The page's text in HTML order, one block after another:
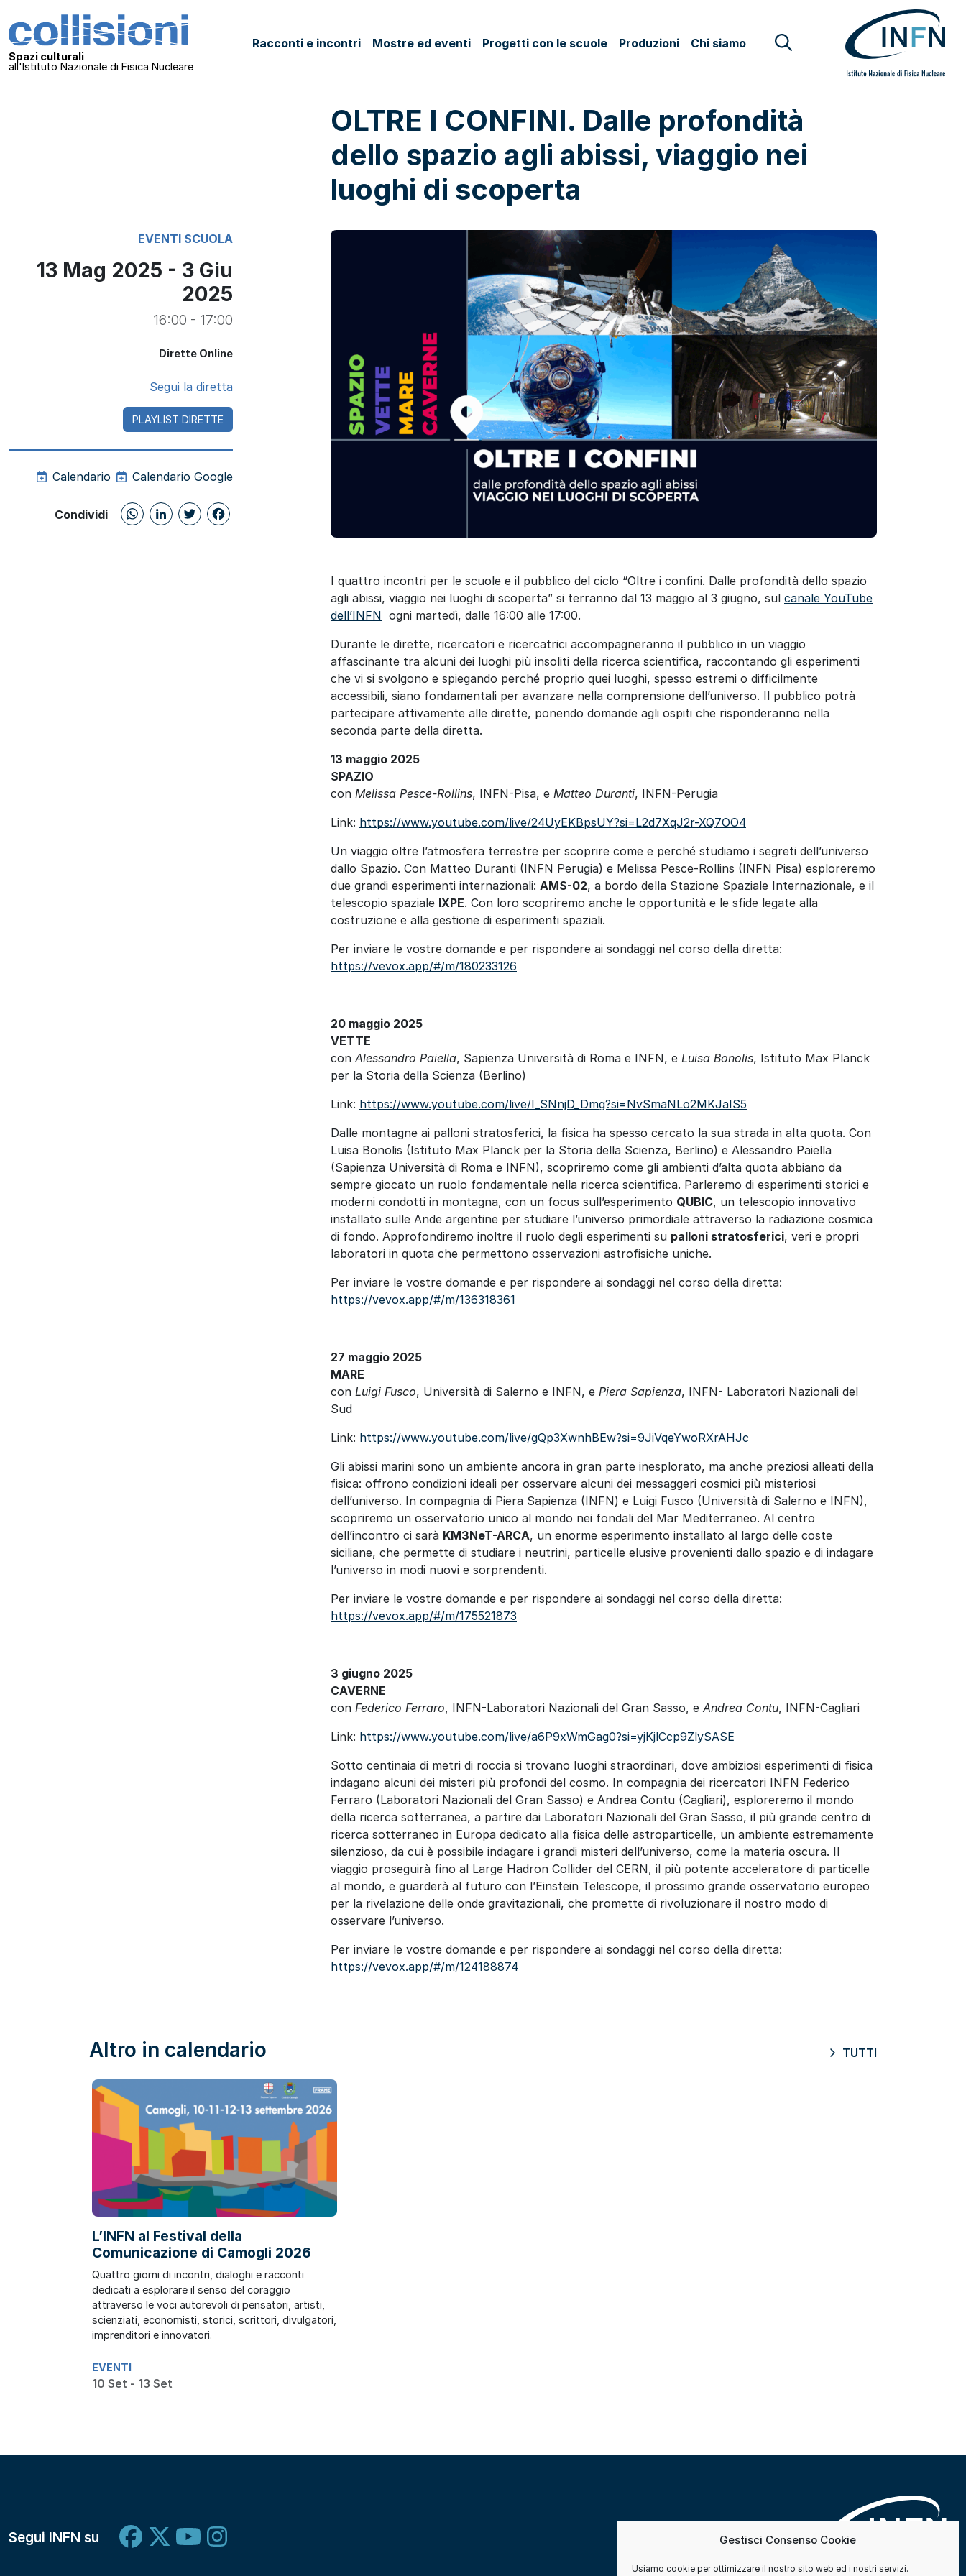
Gestisci Consenso Cookie
Usiamo cookie per ottimizzare il nostro sito web ed i nostri servizi.
Navigazione principale
Collisioni – INFN
Spazi culturali
all'Istituto Nazionale di Fisica Nucleare
Racconti e incontri Mostre ed eventi Progetti con le scuole Produzioni Chi siamo
OLTRE I CONFINI. Dalle profondità
dello spazio agli abissi, viaggio nei
luoghi di scoperta
EVENTI SCUOLA
13 Mag 2025 - 3 Giu
2025
16:00 - 17:00
Dirette Online
Segui la diretta
PLAYLIST DIRETTE
Calendario Calendario Google
Condividi WhatsApp
LinkedIn
Twitter
I quattro incontri per le scuole e il pubblico del ciclo “Oltre i confini. Dalle profondità dello spazio
agli abissi, viaggio nei luoghi di scoperta” si terranno dal 13 maggio al 3 giugno, sul canale YouTube
dell’INFN ogni martedì, dalle 16:00 alle 17:00.
Durante le dirette, ricercatori e ricercatrici accompagneranno il pubblico in un viaggio
affascinante tra alcuni dei luoghi più insoliti della ricerca scientifica, raccontando gli esperimenti
che vi si svolgono e spiegando perché proprio quei luoghi, spesso estremi o difficilmente
accessibili, siano fondamentali per avanzare nella comprensione dell’universo. Il pubblico potrà
partecipare attivamente alle dirette, ponendo domande agli ospiti che risponderanno nella
seconda parte della diretta.
13 maggio 2025
SPAZIO
con Melissa Pesce-Rollins, INFN-Pisa, e Matteo Duranti, INFN-Perugia
Link: https://www.youtube.com/live/24UyEKBpsUY?si=L2d7XqJ2r-XQ7OO4
Un viaggio oltre l’atmosfera terrestre per scoprire come e perché studiamo i segreti dell’universo
dallo Spazio. Con Matteo Duranti (INFN Perugia) e Melissa Pesce-Rollins (INFN Pisa) esploreremo
due grandi esperimenti internazionali: AMS-02, a bordo della Stazione Spaziale Internazionale, e il
telescopio spaziale IXPE. Con loro scopriremo anche le opportunità e le sfide legate alla
costruzione e alla gestione di esperimenti spaziali.
Per inviare le vostre domande e per rispondere ai sondaggi nel corso della diretta:
https://vevox.app/#/m/180233126
20 maggio 2025
VETTE
con Alessandro Paiella, Sapienza Università di Roma e INFN, e Luisa Bonolis, Istituto Max Planck
per la Storia della Scienza (Berlino)
Link: https://www.youtube.com/live/I_SNnjD_Dmg?si=NvSmaNLo2MKJaIS5
Dalle montagne ai palloni stratosferici, la fisica ha spesso cercato la sua strada in alta quota. Con
Luisa Bonolis (Istituto Max Planck per la Storia della Scienza, Berlino) e Alessandro Paiella
(Sapienza Università di Roma e INFN), scopriremo come gli ambienti d’alta quota abbiano da
sempre giocato un ruolo fondamentale nella ricerca scientifica. Parleremo di esperimenti storici e
moderni condotti in montagna, con un focus sull’esperimento QUBIC, un telescopio innovativo
installato sulle Ande argentine per studiare l’universo primordiale attraverso la radiazione cosmica
di fondo. Approfondiremo inoltre il ruolo degli esperimenti su palloni stratosferici, veri e propri
laboratori in quota che permettono osservazioni astrofisiche uniche.
Per inviare le vostre domande e per rispondere ai sondaggi nel corso della diretta:
https://vevox.app/#/m/136318361
27 maggio 2025
MARE
con Luigi Fusco, Università di Salerno e INFN, e Piera Sapienza, INFN- Laboratori Nazionali del
Sud
Link: https://www.youtube.com/live/gQp3XwnhBEw?si=9JiVqeYwoRXrAHJc
Gli abissi marini sono un ambiente ancora in gran parte inesplorato, ma anche preziosi alleati della
fisica: offrono condizioni ideali per osservare alcuni dei messaggeri cosmici più misteriosi
dell’universo. In compagnia di Piera Sapienza (INFN) e Luigi Fusco (Università di Salerno e INFN),
scopriremo un osservatorio unico al mondo nei fondali del Mar Mediterraneo. Al centro
dell’incontro ci sarà KM3NeT-ARCA, un enorme esperimento installato al largo delle coste
siciliane, che permette di studiare i neutrini, particelle elusive provenienti dallo spazio e di indagare
l’universo in modi nuovi e sorprendenti.
Per inviare le vostre domande e per rispondere ai sondaggi nel corso della diretta:
https://vevox.app/#/m/175521873
3 giugno 2025
CAVERNE
con Federico Ferraro, INFN-Laboratori Nazionali del Gran Sasso, e Andrea Contu, INFN-Cagliari
Link: https://www.youtube.com/live/a6P9xWmGag0?si=yjKjlCcp9ZlySASE
Sotto centinaia di metri di roccia si trovano luoghi straordinari, dove ambiziosi esperimenti di fisica
indagano alcuni dei misteri più profondi del cosmo. In compagnia dei ricercatori INFN Federico
Ferraro (Laboratori Nazionali del Gran Sasso) e Andrea Contu (Cagliari), esploreremo il mondo
della ricerca sotterranea, a partire dai Laboratori Nazionali del Gran Sasso, il più grande centro di
ricerca sotterraneo in Europa dedicato alla fisica delle astroparticelle, un ambiente estremamente
silenzioso, da cui è possibile indagare i grandi misteri dell’universo, come la materia oscura. Il
viaggio proseguirà fino al Large Hadron Collider del CERN, il più potente acceleratore di particelle
al mondo, e guarderà al futuro con l’Einstein Telescope, il prossimo grande osservatorio europeo
per la rivelazione delle onde gravitazionali, che promette di rivoluzionare il nostro modo di
osservare l’universo.
Per inviare le vostre domande e per rispondere ai sondaggi nel corso della diretta:
https://vevox.app/#/m/124188874
Altro in calendario TUTTI
L’INFN al Festival della
Comunicazione di Camogli 2026
Quattro giorni di incontri, dialoghi e racconti
dedicati a esplorare il senso del coraggio
attraverso le voci autorevoli di pensatori, artisti,
scienziati, economisti, storici, scrittori, divulgatori,
imprenditori e innovatori.
EVENTI
10 Set - 13 Set
Segui INFN su